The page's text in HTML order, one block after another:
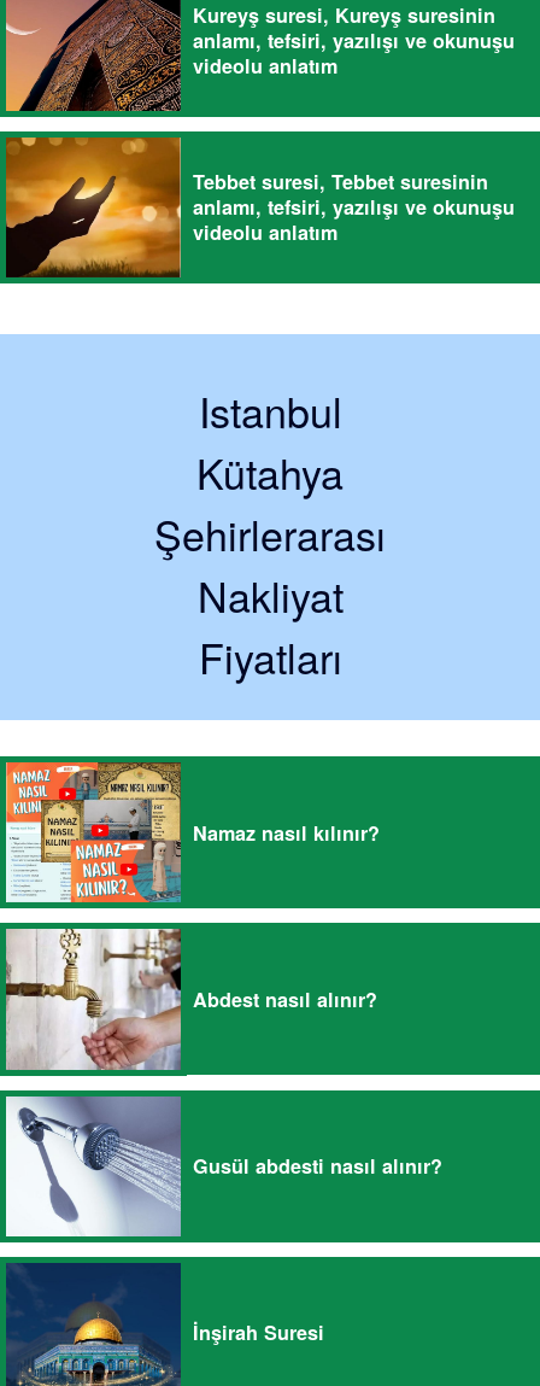
Kureyş suresi, Kureyş suresinin
anlamı, tefsiri, yazılışı ve okunuşu
videolu anlatım
Tebbet suresi, Tebbet suresinin
anlamı, tefsiri, yazılışı ve okunuşu
videolu anlatım
Istanbul
Kütahya
Şehirlerarası
Nakliyat
Fiyatları
Namaz nasıl kılınır?
Abdest nasıl alınır?
Gusül abdesti nasıl alınır?
İnşirah Suresi